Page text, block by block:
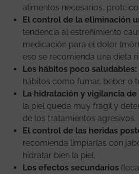
alimentos necesarios,
El control de la eliminación
tendencia al estreñimiento
medicación para el dolor
eso se recomienda una dieta
Los hábitos poco saludables:
hábitos como fumar, beber o
La hidratación y vigilancia
la piel queda muy frágil y
de los tratamientos agresivos.
El control de las heridas
recomienda limpiarlas con
hidratar bien la piel.
Los efectos secundarios